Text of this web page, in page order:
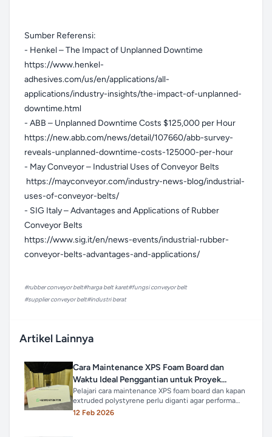
Sumber Referensi:
- Henkel – The Impact of Unplanned Downtime
https://www.henkel-
adhesives.com/us/en/applications/all-
applications/industry-insights/the-impact-of-unplanned-
downtime.html
- ABB – Unplanned Downtime Costs $125,000 per Hour
https://new.abb.com/news/detail/107660/abb-survey-
reveals-unplanned-downtime-costs-125000-per-hour
- May Conveyor – Industrial Uses of Conveyor Belts
https://mayconveyor.com/industry-news-blog/industrial-
uses-of-conveyor-belts/
- SIG Italy – Advantages and Applications of Rubber
Conveyor Belts
https://www.sig.it/en/news-events/industrial-rubber-
conveyor-belts-advantages-and-applications/
#rubber conveyor belt#harga belt karet#fungsi conveyor belt
#supplier conveyor belt#industri berat
Artikel Lainnya
Cara Maintenance XPS Foam Board dan
Waktu Ideal Penggantian untuk Proyek
Industri
Pelajari cara maintenance XPS foam board dan kapan
extruded polystyrene perlu diganti agar performa
insulasi tetap optimal dan efisiensi energi terjaga.
12 Feb 2026